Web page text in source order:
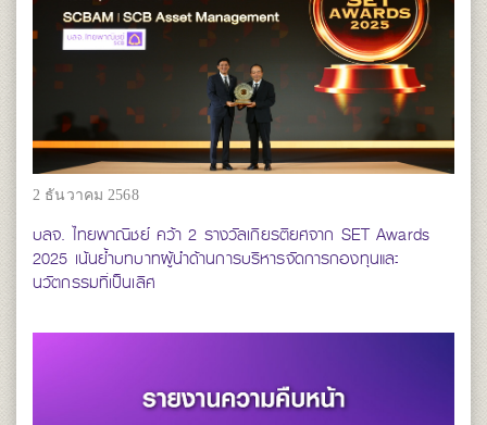
2 ธันวาคม 2568
บลจ. ไทยพาณิชย์ คว้า 2 รางวัลเกียรติยศจาก SET Awards
2025 เน้นย้ำบทบาทผู้นำด้านการบริหารจัดการกองทุนและ
นวัตกรรมที่เป็นเลิศ